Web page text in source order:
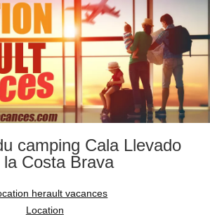
camping Cala Llevado
la Costa Brava
herault vacances
Location